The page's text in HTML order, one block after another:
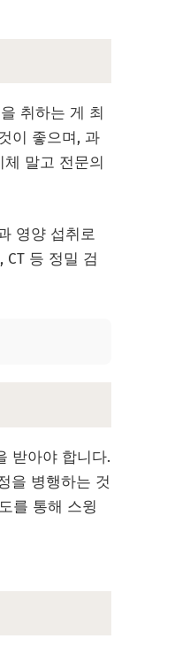
취하는 게 최
이 좋으며, 과
말고 전문의
영양 섭취로
등 정밀 검
받아야 합니다.
을 병행하는 것
를 통해 스윙